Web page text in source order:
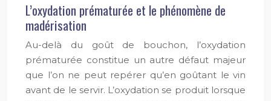
L’oxydation prématurée et le phénomène de
madérisation
Au-delà du goût de bouchon, l’oxydation
prématurée constitue un autre défaut majeur
que l’on ne peut repérer qu’en goûtant le vin
avant de le servir. L’oxydation se produit lorsque